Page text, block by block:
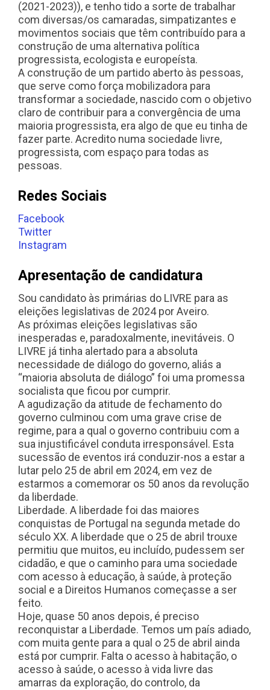
(2021-2023)), e tenho tido a sorte de trabalhar
com diversas/os camaradas, simpatizantes e
movimentos sociais que têm contribuído para a
construção de uma alternativa política
progressista, ecologista e europeísta.
A construção de um partido aberto às pessoas,
que serve como força mobilizadora para
transformar a sociedade, nascido com o objetivo
claro de contribuir para a convergência de uma
maioria progressista, era algo de que eu tinha de
fazer parte. Acredito numa sociedade livre,
progressista, com espaço para todas as
pessoas.
Redes Sociais
Facebook
Twitter
Instagram
Apresentação de candidatura
Sou candidato às primárias do LIVRE para as
eleições legislativas de 2024 por Aveiro.
As próximas eleições legislativas são
inesperadas e, paradoxalmente, inevitáveis. O
LIVRE já tinha alertado para a absoluta
necessidade de diálogo do governo, aliás a
“maioria absoluta de diálogo” foi uma promessa
socialista que ficou por cumprir.
A agudização da atitude de fechamento do
governo culminou com uma grave crise de
regime, para a qual o governo contribuiu com a
sua injustificável conduta irresponsável. Esta
sucessão de eventos irá conduzir-nos a estar a
lutar pelo 25 de abril em 2024, em vez de
estarmos a comemorar os 50 anos da revolução
da liberdade.
Liberdade. A liberdade foi das maiores
conquistas de Portugal na segunda metade do
século XX. A liberdade que o 25 de abril trouxe
permitiu que muitos, eu incluído, pudessem ser
cidadão, e que o caminho para uma sociedade
com acesso à educação, à saúde, à proteção
social e a Direitos Humanos começasse a ser
feito.
Hoje, quase 50 anos depois, é preciso
reconquistar a Liberdade. Temos um país adiado,
com muita gente para a qual o 25 de abril ainda
está por cumprir. Falta o acesso à habitação, o
acesso à saúde, o acesso à vida livre das
amarras da exploração, do controlo, da